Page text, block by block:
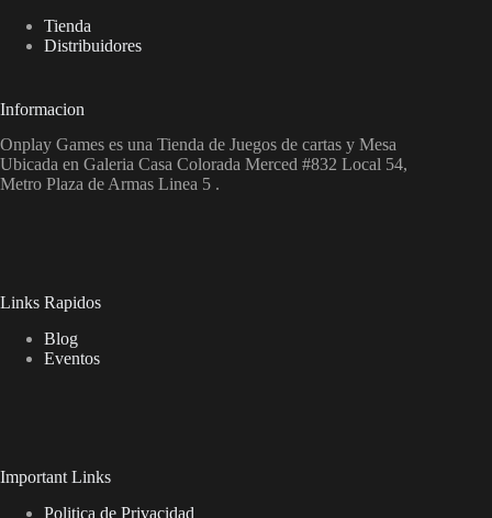
Tienda
Distribuidores
Informacion
Onplay Games es una Tienda de Juegos de cartas y Mesa
Ubicada en Galeria Casa Colorada Merced #832 Local 54,
Metro Plaza de Armas Linea 5 .
Links Rapidos
Blog
Eventos
Important Links
Politica de Privacidad